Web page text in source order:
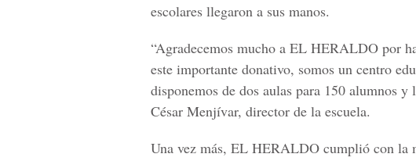
escolares llegaron a sus manos.
“Agradecemos mucho a EL HERALDO por
este importante donativo, somos un centro
disponemos de dos aulas para 150 alumnos
César Menjívar, director de la escuela.
Una vez más, EL HERALDO cumplió con la